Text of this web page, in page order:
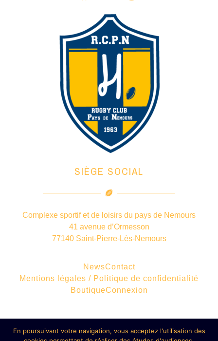
SIÈGE SOCIAL
Complexe sportif et de loisirs du pays de Nemours
41 avenue d’Ormesson
77140 Saint-Pierre-Lès-Nemours
NewsContact
Mentions légales / Politique de confidentialité
BoutiqueConnexion
© 2020 - Rugby Club Pays de Nemours - Tous droits réservés
En poursuivant votre navigation, vous acceptez l'utilisation des